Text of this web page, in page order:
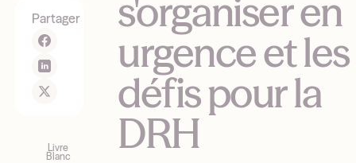
Partager
Livre
Blanc
s'organiser en
urgence et les
défis pour la
DRH